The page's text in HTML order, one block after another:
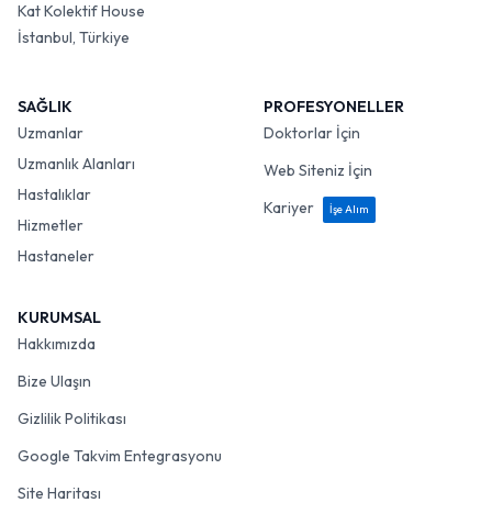
Kat Kolektif House
İstanbul, Türkiye
SAĞLIK
Uzmanlar
Uzmanlık Alanları
Hastalıklar
Hizmetler
Hastaneler
PROFESYONELLER
Doktorlar İçin
Web Siteniz İçin
Kariyer
İşe Alım
KURUMSAL
Hakkımızda
Bize Ulaşın
Gizlilik Politikası
Google Takvim Entegrasyonu
Site Haritası